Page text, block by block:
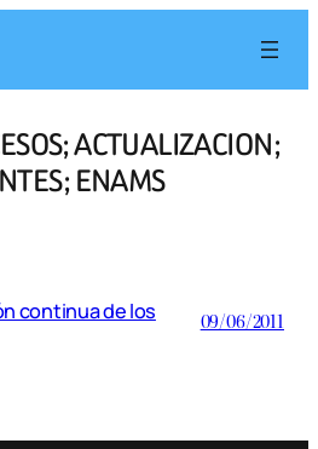
ACTUALIZACION;
ENAMS
continua de los 09/06/2011